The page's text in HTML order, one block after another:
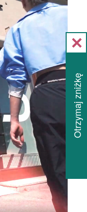
Otrzymaj zniżkę